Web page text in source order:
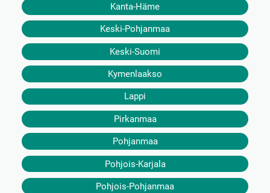
Kanta-Häme
Keski-Pohjanmaa
Keski-Suomi
Kymenlaakso
Lappi
Pirkanmaa
Pohjanmaa
Pohjois-Karjala
Pohjois-Pohjanmaa